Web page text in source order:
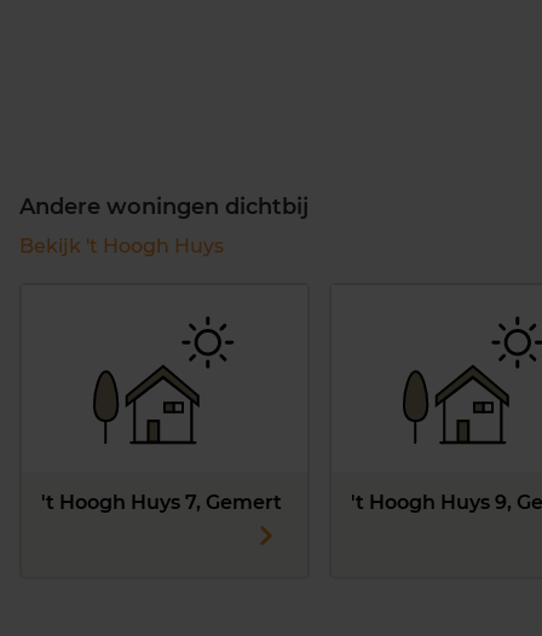
Andere woningen dichtbij
Bekijk 't Hoogh Huys
't Hoogh Huys 7, Gemert 't Hoogh Huys 9,